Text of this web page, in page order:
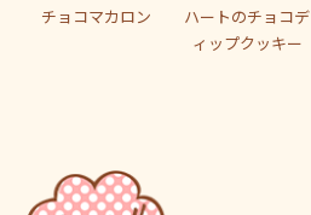
チョコマカロン
ハートのチョコデ
ィップクッキー